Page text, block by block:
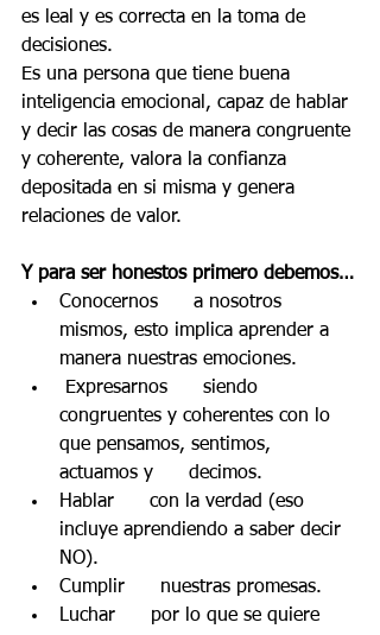
es leal y es correcta en la toma de
decisiones.
Es una persona que tiene buena
inteligencia emocional, capaz de hablar
y decir las cosas de manera congruente
y coherente, valora la confianza
depositada en si misma y genera
relaciones de valor.
Y para ser honestos primero debemos…
Conocernos      a nosotros
mismos, esto implica aprender a
manera nuestras emociones.
congruentes y coherentes con lo
que pensamos, sentimos,
actuamos y      decimos.
Hablar      con la verdad (eso
incluye aprendiendo a saber decir
NO).
Cumplir      nuestras promesas.
Luchar      por lo que se quiere